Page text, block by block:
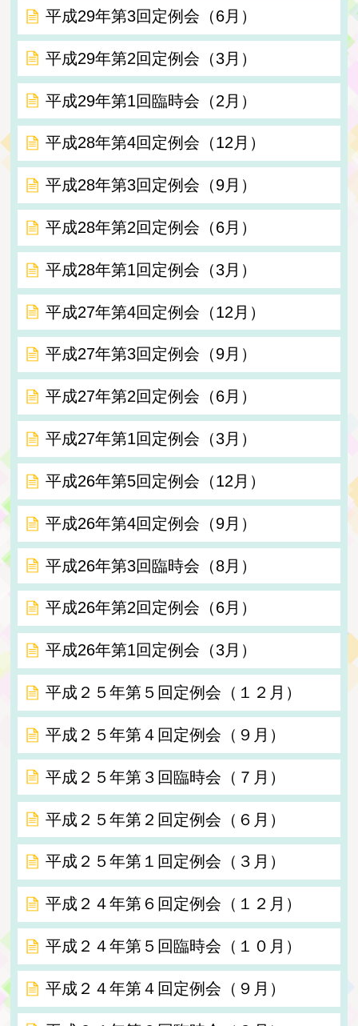
平成29年第3回定例会（6月）
平成29年第2回定例会（3月）
平成29年第1回臨時会（2月）
平成28年第4回定例会（12月）
平成28年第3回定例会（9月）
平成28年第2回定例会（6月）
平成28年第1回定例会（3月）
平成27年第4回定例会（12月）
平成27年第3回定例会（9月）
平成27年第2回定例会（6月）
平成27年第1回定例会（3月）
平成26年第5回定例会（12月）
平成26年第4回定例会（9月）
平成26年第3回臨時会（8月）
平成26年第2回定例会（6月）
平成26年第1回定例会（3月）
平成２５年第５回定例会（１２月）
平成２５年第４回定例会（９月）
平成２５年第３回臨時会（７月）
平成２５年第２回定例会（６月）
平成２５年第１回定例会（３月）
平成２４年第６回定例会（１２月）
平成２４年第５回臨時会（１０月）
平成２４年第４回定例会（９月）